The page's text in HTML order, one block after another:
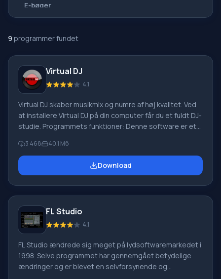
E-bøger
Alle oversættere
9 programmer fundet
Virtual DJ
4.1
Virtual DJ skaber musikmix og numre af høj kvalitet. Ved
at installere Virtual DJ på din computer får du et fuldt DJ-
studie. Programmets funktioner: Denne software er et
og lydindhold. Denne applikation er en fuldgyldig
platform for alle, der ofte skal arbejde med lydfiler.
Desuden bliver dette program en meget bekvem
3 468 40.1 Мб
Download
FL Studio
4.1
FL Studio ændrede sig meget på lydsoftwaremarkedet i
1998. Selve programmet har gennemgået betydelige
ændringer og er blevet en selvforsynende og